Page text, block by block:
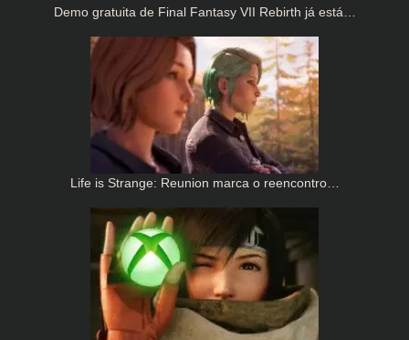
Demo gratuita de Final Fantasy VII Rebirth já está…
Life is Strange: Reunion marca o reencontro…